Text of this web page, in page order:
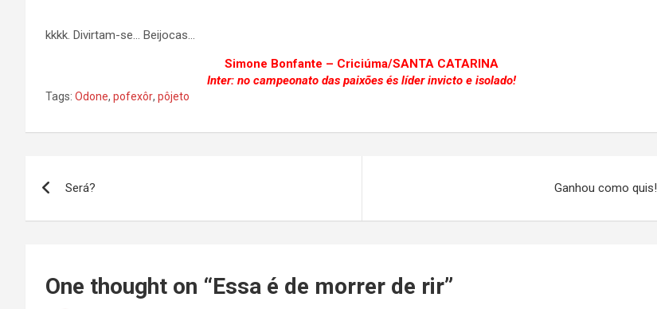
kkkk. Divirtam-se… Beijocas…
Simone Bonfante – Criciúma/SANTA CATARINA
Inter: no campeonato das paixões és líder invicto e isolado!
Tags: Odone, pofexôr, pôjeto
de
Será? Ganhou como quis!
One thought on “Essa é de morrer de rir”